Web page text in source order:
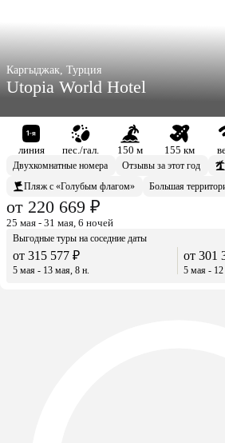
Каргыджак, Турция
Utopia World Hotel
линия пес./гал. 150 м 155 км
Двухкомнатные номера
Отзывы за этот год
Пляж с «Голубым флагом»
Большая
от 220 669 ₽
25 мая - 31 мая, 6 ночей
Выгодные туры на соседние даты
от 315 577 ₽
5 мая - 13 мая, 8 н.
от 301
5 мая -